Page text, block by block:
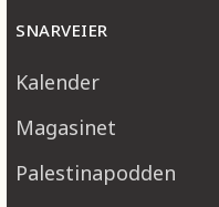
SNARVEIER
Kalender
Magasinet
Palestinapodden